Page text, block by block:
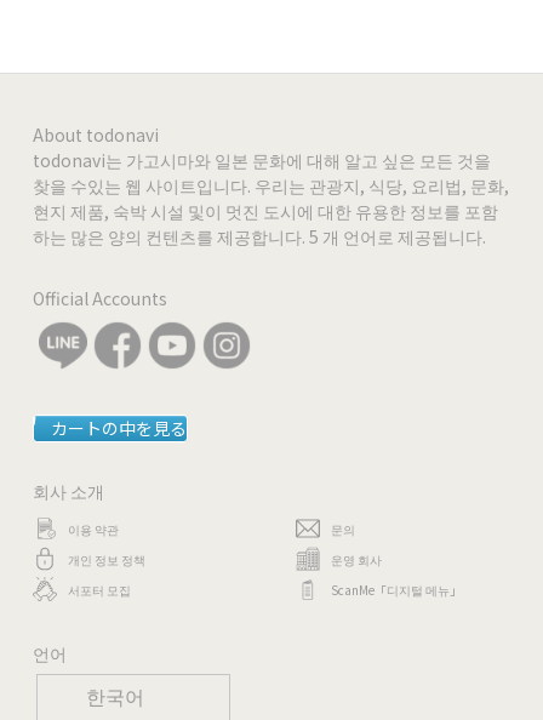
한국어
About todonavi
todonavi는 가고시마와 일본 문화에 대해 알고 싶은 모든 것을
찾을 수있는 웹 사이트입니다. 우리는 관광지, 식당, 요리법, 문화,
현지 제품, 숙박 시설 및이 멋진 도시에 대한 유용한 정보를 포함
하는 많은 양의 컨텐츠를 제공합니다. 5 개 언어로 제공됩니다.
Official Accounts
カートの中を見る
회사 소개
이용 약관
개인 정보 정책
서포터 모집
문의
운영 회사
ScanMe「디지털 메뉴」
언어